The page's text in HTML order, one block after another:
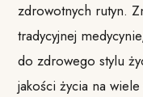
zdrowotnych rutyn.
tradycyjnej
do zdrowego stylu
jakości życia na